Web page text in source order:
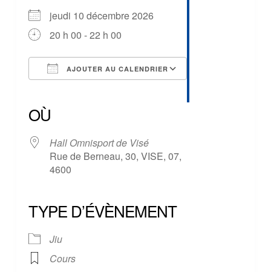
jeudi 10 décembre 2026
20 h 00 - 22 h 00
AJOUTER AU CALENDRIER
OÙ
Hall Omnisport de Visé
Rue de Berneau, 30, VISE, 07,
4600
TYPE D’ÉVÈNEMENT
Jiu
Cours